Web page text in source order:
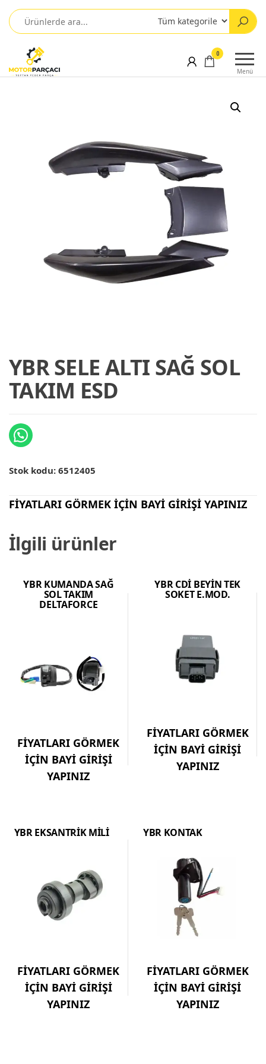
Menü
0
YBR SELE ALTI SAĞ SOL
TAKIM ESD
Stok kodu: 6512405
FİYATLARI GÖRMEK İÇİN BAYİ GİRİŞİ YAPINIZ
İlgili ürünler
YBR KUMANDA SAĞ
SOL TAKIM
DELTAFORCE
FİYATLARI GÖRMEK
İÇİN BAYİ GİRİŞİ
YAPINIZ
YBR CDİ BEYİN TEK
SOKET E.MOD.
FİYATLARI GÖRMEK
İÇİN BAYİ GİRİŞİ
YAPINIZ
YBR EKSANTRİK MİLİ
FİYATLARI GÖRMEK
İÇİN BAYİ GİRİŞİ
YAPINIZ
YBR KONTAK
FİYATLARI GÖRMEK
İÇİN BAYİ GİRİŞİ
YAPINIZ